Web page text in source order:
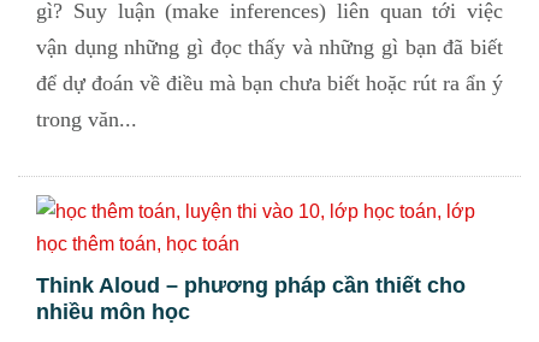
gì? Suy luận (make inferences) liên quan tới việc
vận dụng những gì đọc thấy và những gì bạn đã biết
để dự đoán về điều mà bạn chưa biết hoặc rút ra ẩn ý
trong văn...
Think Aloud – phương pháp cần thiết cho
nhiều môn học